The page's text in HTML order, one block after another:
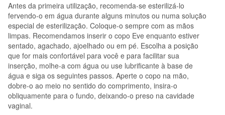
Antes da primeira utilização, recomenda-se esterilizá-lo
fervendo-o em água durante alguns minutos ou numa solução
especial de esterilização. Coloque-o sempre com as mãos
limpas. Recomendamos inserir o copo Eve enquanto estiver
sentado, agachado, ajoelhado ou em pé. Escolha a posição
que for mais confortável para você e para facilitar sua
inserção, molhe-a com água ou use lubrificante à base de
água e siga os seguintes passos. Aperte o copo na mão,
dobre-o ao meio no sentido do comprimento, insira-o
obliquamente para o fundo, deixando-o preso na cavidade
vaginal.